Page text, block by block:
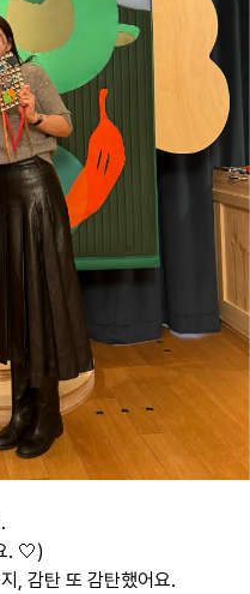
. 🤍)
, 감탄 또 감탄했어요.